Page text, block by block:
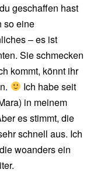
geschaffen hast
so eine
– es ist
Sie schmecken
kommt, könnt ihr
Ich habe seit
in meinem
es stimmt, die
schnell aus. Ich
woanders ein